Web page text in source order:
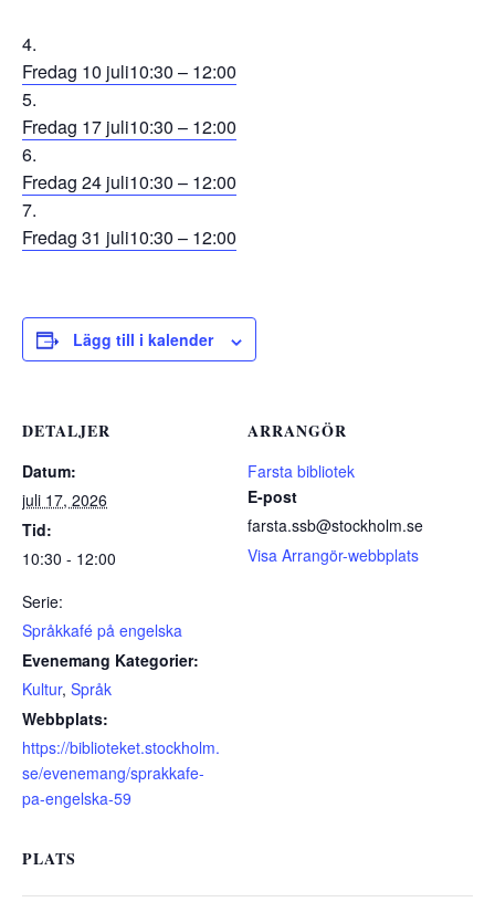
Fredag 10 juli10:30 – 12:00
Fredag 17 juli10:30 – 12:00
Fredag 24 juli10:30 – 12:00
Fredag 31 juli10:30 – 12:00
Lägg till i kalender
DETALJER
Datum:
juli 17, 2026
Tid:
10:30 - 12:00
Serie:
Språkkafé på engelska
Evenemang Kategorier:
Kultur, Språk
Webbplats:
https://biblioteket.stockholm.
se/evenemang/sprakkafe-
pa-engelska-59
ARRANGÖR
Farsta bibliotek
E-post
farsta.ssb@stockholm.se
Visa Arrangör-webbplats
PLATS